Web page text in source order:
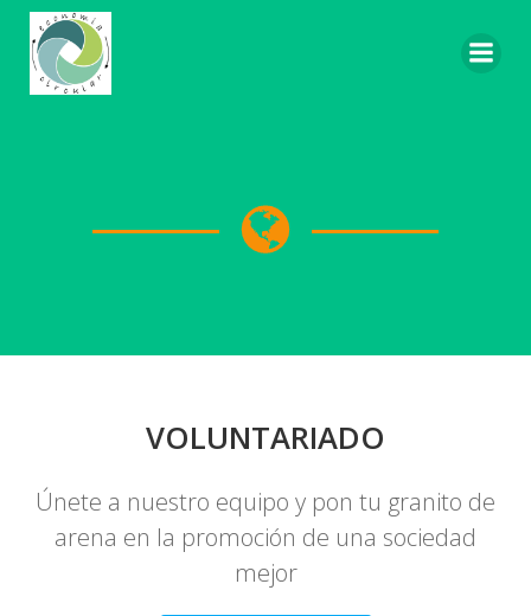
VOLUNTARIADO
Únete a nuestro equipo y pon tu granito de
arena en la promoción de una sociedad
mejor